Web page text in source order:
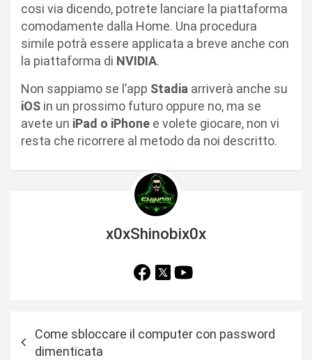
cosi via dicendo, potrete lanciare la piattaforma
comodamente dalla Home. Una procedura
simile potrà essere applicata a breve anche con
la piattaforma di NVIDIA.
Non sappiamo se l’app Stadia arriverà anche su
iOS in un prossimo futuro oppure no, ma se
avete un iPad o iPhone e volete giocare, non vi
resta che ricorrere al metodo da noi descritto.
x0xShinobix0x
Come sbloccare il computer con password
dimenticata